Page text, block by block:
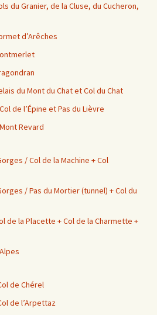
du Granier, de la Cluse, du Cucheron,
d’Arêches
du Mont du Chat et Col du Chat
de l’Épine et Pas du Lièvre
Revard
/ Col de la Machine + Col
/ Pas du Mortier (tunnel) + Col du
de la Placette + Col de la Charmette +
de Chérel
de l’Arpettaz